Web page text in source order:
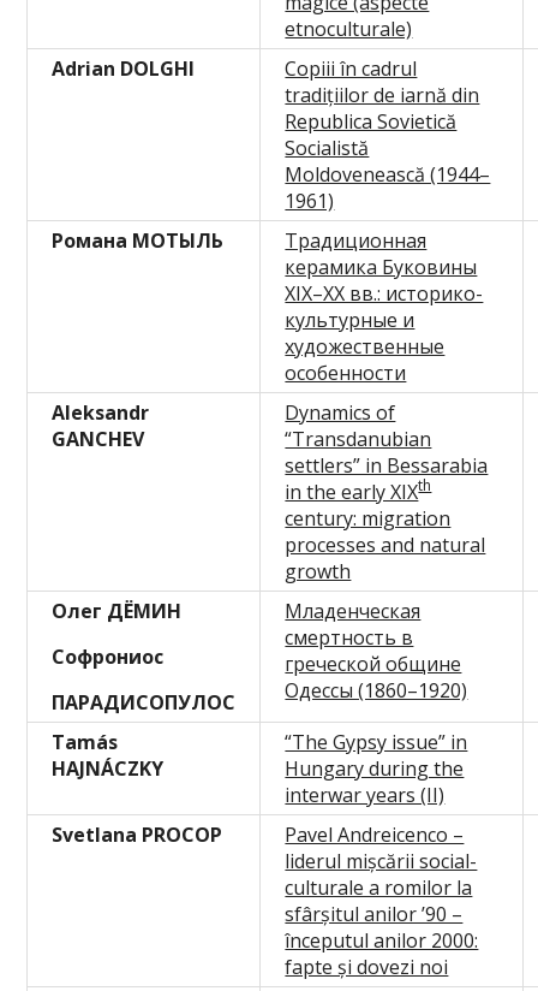
etnoculturale)
Adrian DOLGHI
Copiii în cadrul
tradițiilor de iarnă din
Republica Sovietică
Socialistă
Moldovenească (1944–
1961)
Романа МОТЫЛЬ
Традиционная
керамика Буковины
XIX–XX вв.: историко-
культурные и
художественные
особенности
Aleksandr
GANCHEV
Dynamics of
“Transdanubian
settlers” in Bessarabia
in the early XIXth
century: migration
processes and natural
growth
Олег ДЁМИН
Софрониос
ПАРАДИСОПУЛОС
Младенческая
смертность в
греческой общине
Одессы (1860–1920)
Tamás
HAJNÁCZKY
“The Gypsy issue” in
Hungary during the
interwar years (II)
Svetlana PROCOP
Pavel Andreicenco –
liderul mișcării social-
culturale a romilor la
sfârșitul anilor ’90 –
începutul anilor 2000:
fapte și dovezi noi